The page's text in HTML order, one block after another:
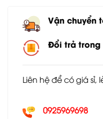
Vận chuyển
Đổi trả trong
Liên hệ để có giá sỉ,
0925969698